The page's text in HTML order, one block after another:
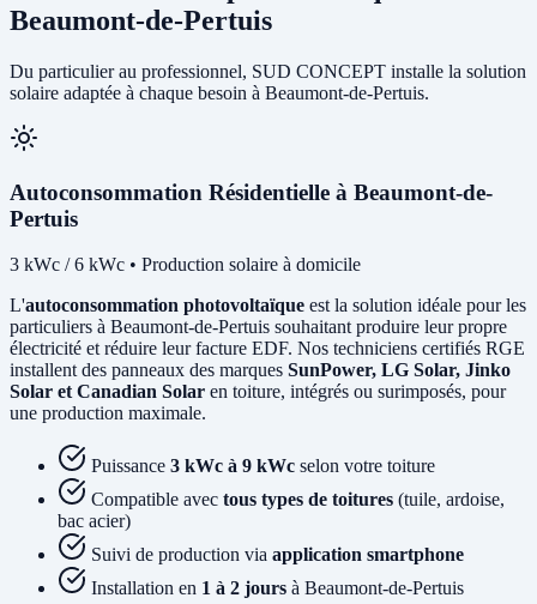
Beaumont-de-Pertuis
Du particulier au professionnel, SUD CONCEPT installe la solution
solaire adaptée à chaque besoin à Beaumont-de-Pertuis.
Autoconsommation Résidentielle à Beaumont-de-
Pertuis
3 kWc / 6 kWc • Production solaire à domicile
L'autoconsommation photovoltaïque est la solution idéale pour les
particuliers à Beaumont-de-Pertuis souhaitant produire leur propre
électricité et réduire leur facture EDF. Nos techniciens certifiés RGE
installent des panneaux des marques SunPower, LG Solar, Jinko
Solar et Canadian Solar en toiture, intégrés ou surimposés, pour
une production maximale.
Puissance 3 kWc à 9 kWc selon votre toiture
Compatible avec tous types de toitures (tuile, ardoise,
bac acier)
Suivi de production via application smartphone
Installation en 1 à 2 jours à Beaumont-de-Pertuis